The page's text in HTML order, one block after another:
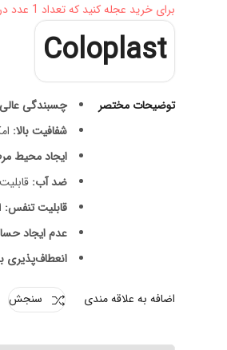
برای خرید عجله کنید که تعداد 1 عدد در انبار موجود است
Coloplast
توضیحات مختصر چسبندگی
شفافیت بالا:
ایجاد محیط
ضد آب:
قابلیت تنفس:
عدم ایجاد
انعطاف‌پذیری
اضافه به علاقه مندی سنجش